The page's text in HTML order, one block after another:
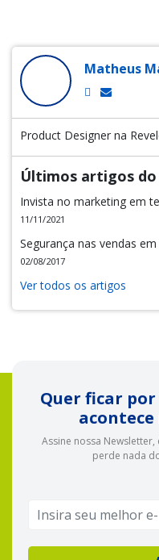
Matheus
Product Designer na
Últimos artigos
Invista no marketing em
11/11/2021
Segurança nas vendas
02/08/2017
Ver todos os artigos
Quer ficar
Assine nossa
perde nada